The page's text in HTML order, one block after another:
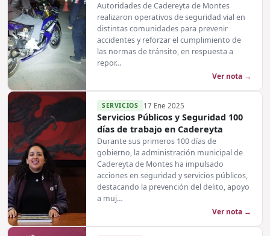
Autoridades de Cadereyta de Montes
realizaron operativos de seguridad vial en
distintas comunidades para prevenir
accidentes y reforzar el cumplimiento de
las normas de tránsito, en respuesta a
repor…
Ver nota →
SERVICIOS 17 Ene 2025
Servicios Públicos y Seguridad 100
días de trabajo en Cadereyta
Durante sus primeros 100 días de
gobierno, la administración municipal de
Cadereyta de Montes ha impulsado
acciones en seguridad y servicios públicos,
destacando la prevención del delito, apoyo
a muj…
Ver nota →